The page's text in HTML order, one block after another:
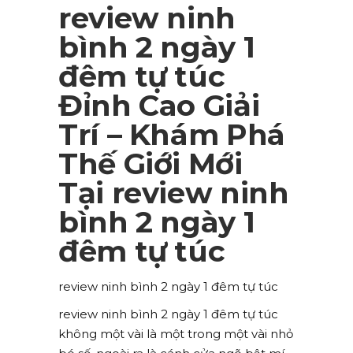
review ninh
bình 2 ngày 1
đêm tự túc
Đỉnh Cao Giải
Trí – Khám Phá
Thế Giới Mới
Tại review ninh
bình 2 ngày 1
đêm tự túc
review ninh bình 2 ngày 1 đêm tự túc
review ninh bình 2 ngày 1 đêm tự túc
không một vài là một trong một vài nhỏ